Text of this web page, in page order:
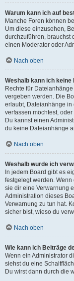
Warum kann ich auf
Manche Foren können
Um diese einzusehen,
durchzuführen, brauchst
einen Moderator oder
Nach oben
Weshalb kann ich keine
Rechte für
vergeben werden. Die
erlaubt, Dateianhänge in
verfassen möchtest,
Du kannst einen
du keine Dateianhänge
Nach oben
Weshalb wurde ich
In jedem Board gibt es
festgelegt werden.
sie dir eine Verwarnung
Administration dieses
Verwarnung zu tun hat.
sicher bist, wieso du
Nach oben
Wie kann ich Beiträge
Wenn ein Administrator
siehst du eine
Du wirst dann durch die